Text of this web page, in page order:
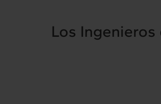
Los